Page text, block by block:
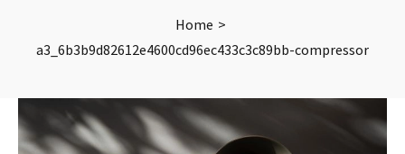
Home >
a3_6b3b9d82612e4600cd96ec433c3c89bb-compressor